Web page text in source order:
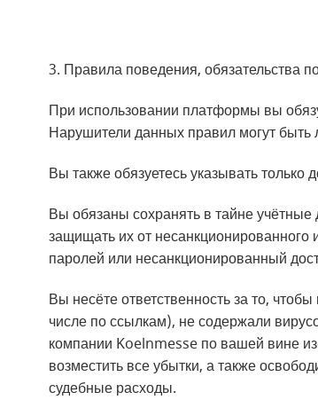
3. Правила поведения, обязательства
При использовании платформы вы
Нарушители данных правил могут
Вы также обязуетесь указывать
Вы обязаны сохранять в тайне
защищать их от
паролей или несанкционированный
Вы несёте ответственность за то,
числе по ссылкам), не содержали
компании Koelnmesse по вашей вине
возместить все убытки, а также
судебные расходы.